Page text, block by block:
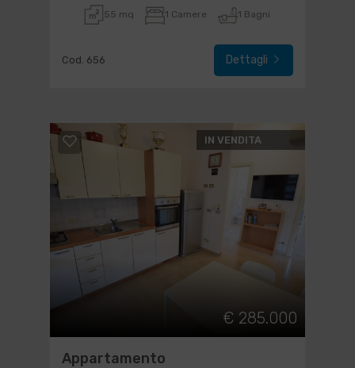
55 mq 1 Camere 1 Bagni
Cod. 656 Dettagli
IN VENDITA
€ 285.000
Appartamento